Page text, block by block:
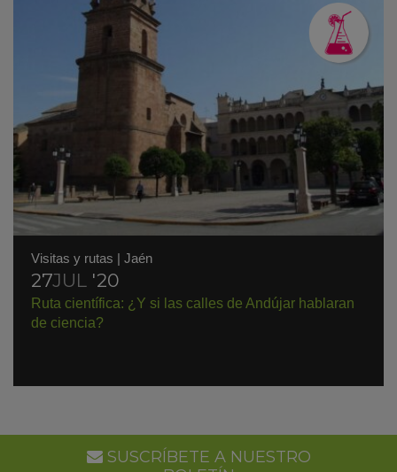
Visitas y rutas | Jaén
27JUL '20
Ruta científica: ¿Y si las calles de Andújar hablaran
de ciencia?
SUSCRÍBETE A NUESTRO